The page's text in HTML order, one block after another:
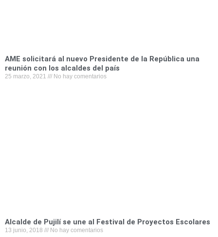
AME solicitará al nuevo Presidente de la República una
reunión con los alcaldes del país
25 marzo, 2021 No hay comentarios
Alcalde de Pujilí se une al Festival de Proyectos Escolares
13 junio, 2018 No hay comentarios